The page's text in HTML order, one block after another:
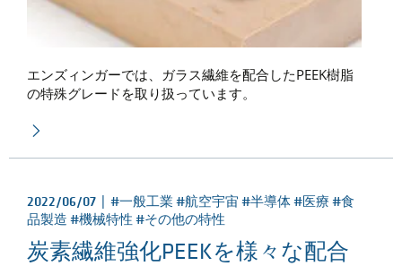
エンズィンガーでは、ガラス繊維を配合したPEEK樹脂
の特殊グレードを取り扱っています。
2022/06/07 | #一般工業 #航空宇宙 #半導体 #医療 #食
品製造 #機械特性 #その他の特性
炭素繊維強化PEEKを様々な配合